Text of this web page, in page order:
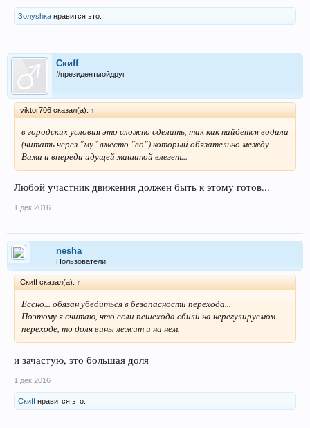
Золуshка нравится это.
Скиff
#президентмойдруг
viktor706 сказал(а): ↑
в городских условия это сложно сделать, так как найдётся водила
(читать через "му" вместо "во") который обязательно между
Вами и впереди идущей машиной влезет...
Любой участник движения должен быть к этому готов...
1 дек 2016
nesha
Пользователи
Скиff сказал(а): ↑
Ессно... обязан убедиться в безопасности перехода...
Поэтому я считаю, что если пешехода сбили на нерегулируемом
переходе, то доля вины лежит и на нём.
и зачастую, это большая доля
1 дек 2016
Скиff нравится это.